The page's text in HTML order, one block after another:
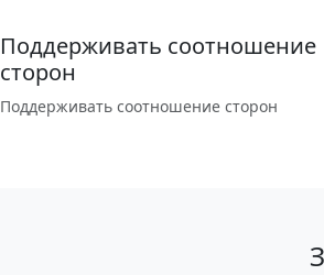
Поддерживать соотношение
сторон
Поддерживать соотношение сторон